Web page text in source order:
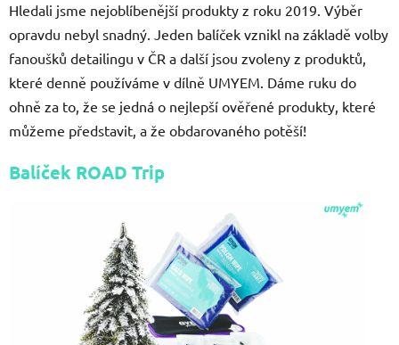
Hledali jsme nejoblíbenější produkty z roku 2019. Výběr
opravdu nebyl snadný. Jeden balíček vznikl na základě volby
fanoušků detailingu v ČR a další jsou zvoleny z produktů,
které denně používáme v dílně UMYEM. Dáme ruku do
ohně za to, že se jedná o nejlepší ověřené produkty, které
můžeme představit, a že obdarovaného potěší!
Balíček ROAD Trip